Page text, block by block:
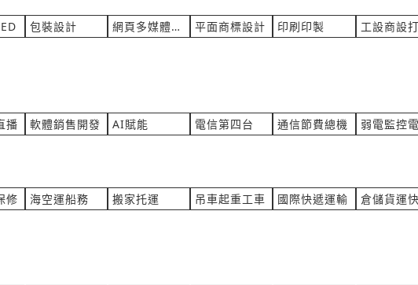
標卡尺
光儀
硫代硫酸鈉規格-價錢
產業:化學化工氣體製造代理
聯 有此需求
A4空白貼紙 需裁剪成每小格1.7cm x
***0978011816@gmail.com
包裝設計 網頁多媒體eDM 平面商標設計 印刷印製
工設商設
播 軟體銷售開發 AI賦能 電信第四台 通信節費總機 弱電監控
修 海空運船務 搬家托運 吊車起重工車 國際快遞運輸
倉儲貨運